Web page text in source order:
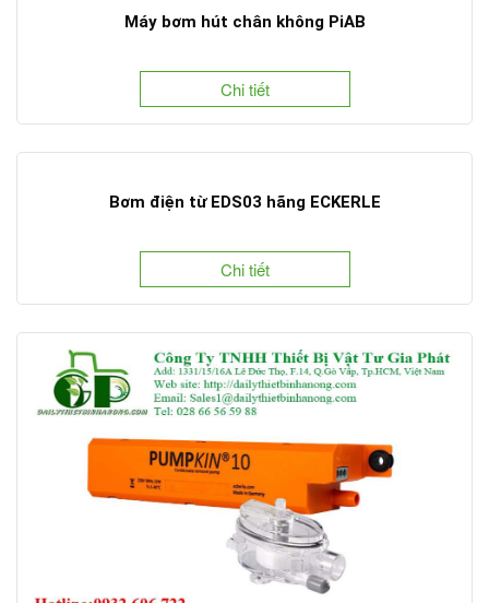
Máy bơm hút chân không PiAB
Chi tiết
Bơm điện từ EDS03 hãng ECKERLE
Chi tiết